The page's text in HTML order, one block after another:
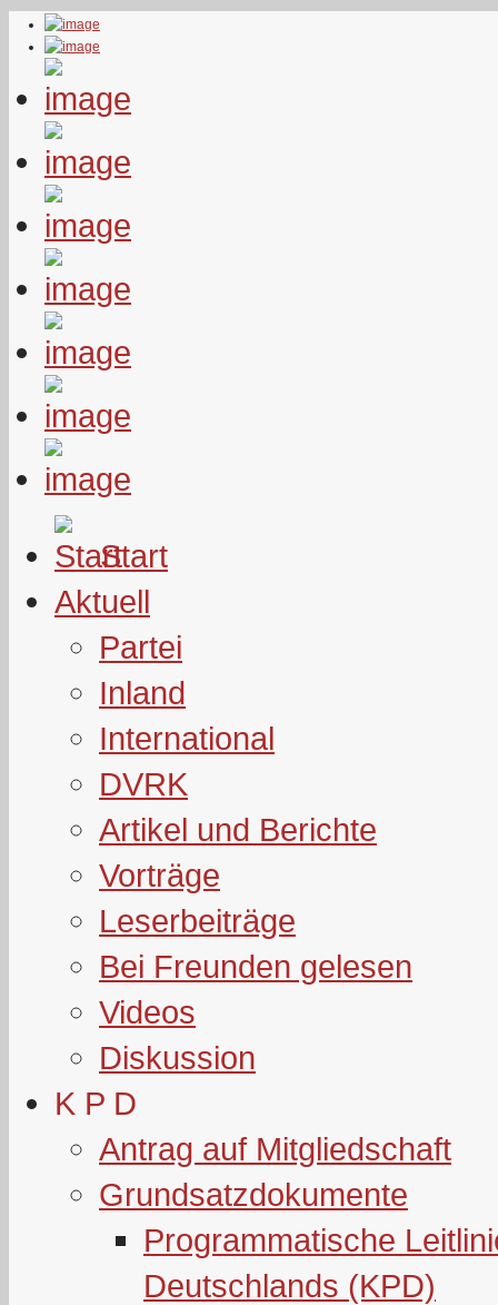
Start
Aktuell
Partei
Inland
International
DVRK
Artikel und Berichte
Vorträge
Leserbeiträge
Bei Freunden gelesen
Videos
Diskussion
K P D
Antrag auf Mitgliedschaft
Grundsatzdokumente
Programmatische
Deutschlands (KPD)